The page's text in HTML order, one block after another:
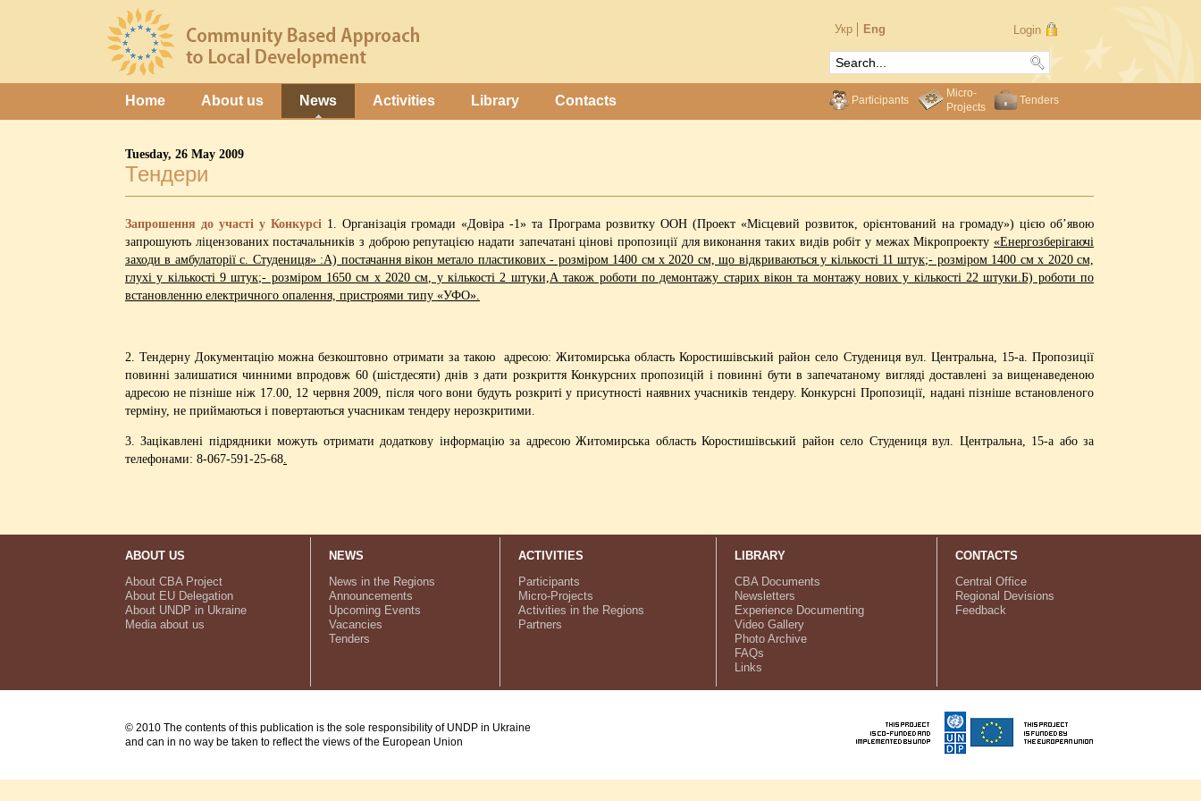
Укр Eng Login
Home About us News Activities Library Contacts Participants
Micro-
Projects
Tenders
Tuesday, 26 May 2009
Тендери
Запрошення до участі у Конкурсі 1. Організація громади «Довіра -1» та Програма розвитку ООН (Проект «Місцевий розвиток, орієнтований на громаду») цією об’явою
запрошують ліцензованих постачальників з доброю репутацією надати запечатані цінові пропозиції для виконання таких видів робіт у межах Мікропроекту «Енергозберігаючі
заходи в амбулаторії с. Студениця» :А) постачання вікон метало пластикових - розміром 1400 см х 2020 см, що відкриваються у кількості 11 штук;- розміром 1400 см х 2020 см,
глухі у кількості 9 штук;- розміром 1650 см х 2020 см, у кількості 2 штуки,А також роботи по демонтажу старих вікон та монтажу нових у кількості 22 штуки.Б) роботи по
встановленню електричного опалення, пристроями типу «УФО».
2. Тендерну Документацію можна безкоштовно отримати за такою адресою: Житомирська область Коростишівський район село Студениця вул. Центральна, 15-а. Пропозиції
повинні залишатися чинними впродовж 60 (шістдесяти) днів з дати розкриття Конкурсних пропозицій і повинні бути в запечатаному вигляді доставлені за вищенаведеною
адресою не пізніше ніж 17.00, 12 червня 2009, після чого вони будуть розкриті у присутності наявних учасників тендеру. Конкурсні Пропозиції, надані пізніше встановленого
терміну, не приймаються і повертаються учасникам тендеру нерозкритими.
3. Зацікавлені підрядники можуть отримати додаткову інформацію за адресою Житомирська область Коростишівський район село Студениця вул. Центральна, 15-а або за
телефонами: 8-067-591-25-68.
ABOUT US
About CBA Project
About EU Delegation
About UNDP in Ukraine
Media about us
NEWS
News in the Regions
Announcements
Upcoming Events
Vacancies
Tenders
ACTIVITIES
Participants
Micro-Projects
Activities in the Regions
Partners
LIBRARY
CBA Documents
Newsletters
Experience Documenting
Video Gallery
Photo Archive
FAQs
Links
CONTACTS
Central Office
Regional Devisions
Feedback
© 2010 The contents of this publication is the sole responsibility of UNDP in Ukraine
and can in no way be taken to reflect the views of the European Union